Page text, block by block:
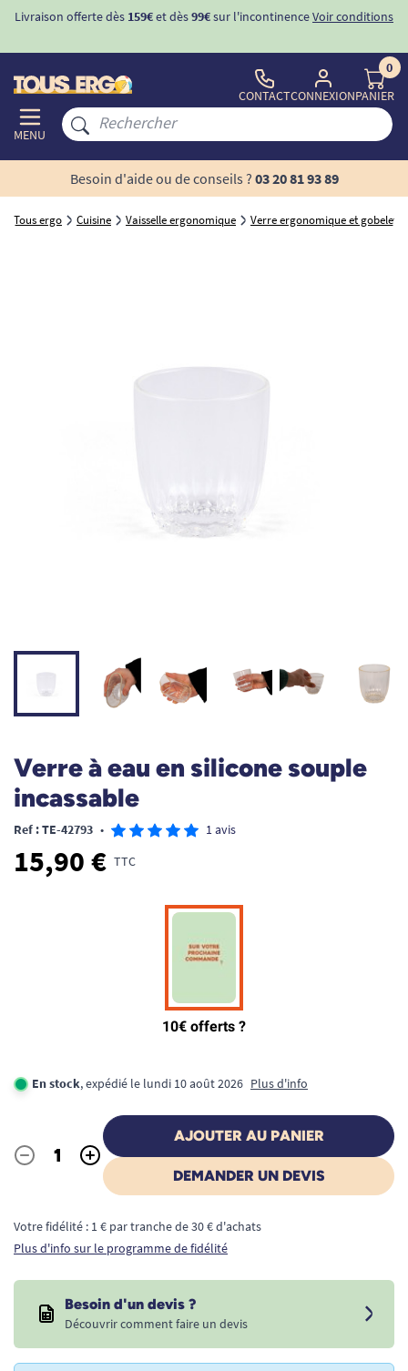
Livraison offerte dès 159€et dès99€sur l'incontinenceVoir conditions
MENU
CONTACTCONNEXION
0
PANIER
Besoin d'aide ou de conseils ? 03 20 81 93 89
Tous ergo Cuisine Vaisselle ergonomique Verre ergonomique et gobelet
Verre à eau en silicone souple
incassable
Ref : TE-42793 • 1 avis
15,90 € TTC
En stock, expédié le lundi 10 août 2026 Plus d'info
Quantité
- +
AJOUTER AU PANIER
DEMANDER UN DEVIS
Votre fidélité : 1 € par tranche de 30 € d'achats
Plus d'info sur le programme de fidélité
Besoin d'un devis ?
Découvrir comment faire un devis